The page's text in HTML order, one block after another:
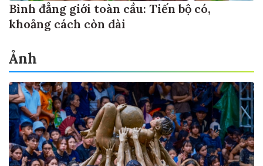
Bình đẳng giới toàn cầu: Tiến bộ có,
khoảng cách còn dài
Ảnh